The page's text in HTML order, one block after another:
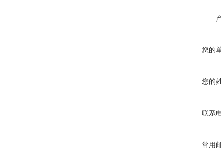
您的
您的
联系
常用